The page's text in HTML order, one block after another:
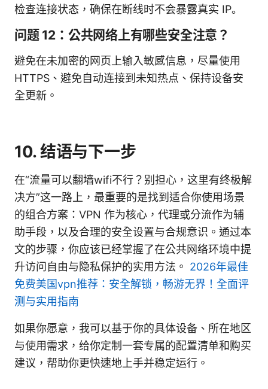
检查连接状态，确保在断线时不会暴露真实 IP。
问题 12：公共网络上有哪些安全注意？
避免在未加密的网页上输入敏感信息，尽量使用
HTTPS、避免自动连接到未知热点、保持设备安
全更新。
10. 结语与下一步
在“流量可以翻墙wifi不行？别担心，这里有终极解
决方”这一路上，最重要的是找到适合你使用场景
的组合方案：VPN 作为核心，代理或分流作为辅
助手段，以及合理的安全设置与合规意识。通过本
文的步骤，你应该已经掌握了在公共网络环境中提
升访问自由与隐私保护的实用方法。 2026年最佳
免费美国vpn推荐：安全解锁，畅游无界！全面评
测与实用指南
如果你愿意，我可以基于你的具体设备、所在地区
与使用需求，给你定制一套专属的配置清单和购买
建议，帮助你更快速地上手并稳定运行。